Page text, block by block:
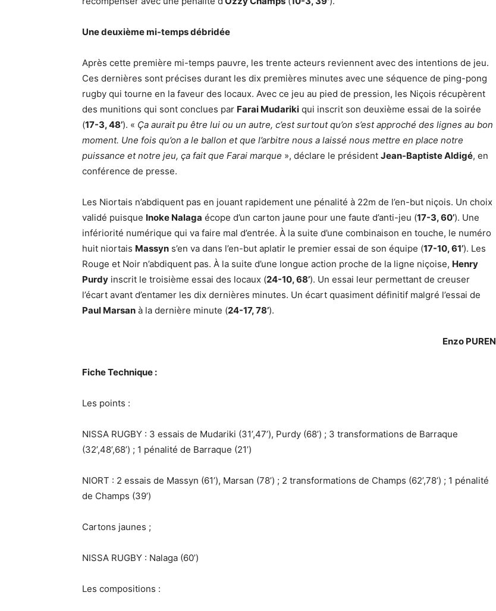
Une deuxième mi-temps débridée
Après cette première mi-temps pauvre, les trente acteurs reviennent avec des intentions de jeu.
Ces dernières sont précises durant les dix premières minutes avec une séquence de ping-pong
rugby qui tourne en la faveur des locaux. Avec ce jeu au pied de pression, les Niçois récupèrent
des munitions qui sont conclues par Farai Mudariki qui inscrit son deuxième essai de la soirée
(17-3, 48’). « Ça aurait pu être lui ou un autre, c’est surtout qu’on s’est approché des lignes au bon
moment. Une fois qu’on a le ballon et que l’arbitre nous a laissé nous mettre en place notre
puissance et notre jeu, ça fait que Farai marque », déclare le président Jean-Baptiste Aldigé, en
conférence de presse.
Les Niortais n’abdiquent pas en jouant rapidement une pénalité à 22m de l’en-but niçois. Un choix
validé puisque Inoke Nalaga écope d’un carton jaune pour une faute d’anti-jeu (17-3, 60’). Une
infériorité numérique qui va faire mal d’entrée. À la suite d’une combinaison en touche, le numéro
huit niortais Massyn s’en va dans l’en-but aplatir le premier essai de son équipe (17-10, 61’). Les
Rouge et Noir n’abdiquent pas. À la suite d’une longue action proche de la ligne niçoise, Henry
Purdy inscrit le troisième essai des locaux (24-10, 68’). Un essai leur permettant de creuser
l’écart avant d’entamer les dix dernières minutes. Un écart quasiment définitif malgré l’essai de
Paul Marsan à la dernière minute (24-17, 78’).
Enzo PUREN
Fiche Technique :
Les points :
NISSA RUGBY : 3 essais de Mudariki (31’,47’), Purdy (68’) ; 3 transformations de Barraque
(32’,48’,68’) ; 1 pénalité de Barraque (21’)
NIORT : 2 essais de Massyn (61’), Marsan (78’) ; 2 transformations de Champs (62’,78’) ; 1 pénalité
de Champs (39’)
Cartons jaunes ;
NISSA RUGBY : Nalaga (60’)
Les compositions :